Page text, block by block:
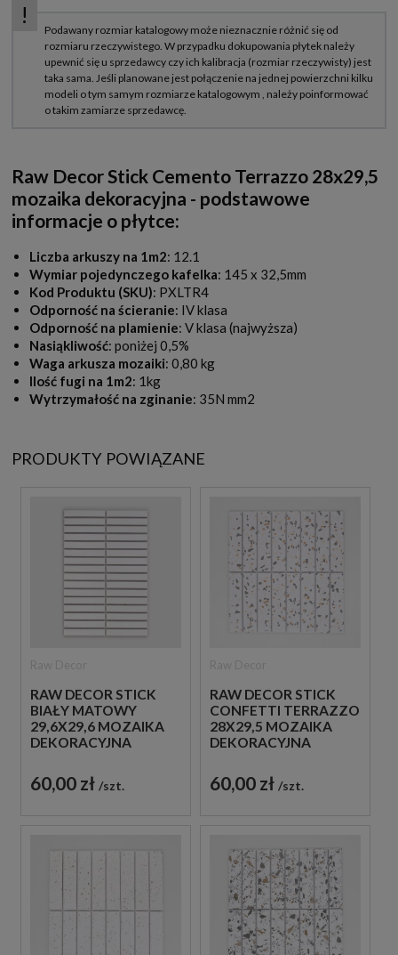
Raw Decor Stick Cemento Terrazzo 28x29,5
mozaika dekoracyjna - podstawowe
informacje o płytce:
Liczba arkuszy na 1m2: 12.1
Wymiar pojedynczego kafelka: 145 x 32,5mm
Kod Produktu (SKU): PXLTR4
Odporność na ścieranie: IV klasa
Odporność na plamienie: V klasa (najwyższa)
Nasiąkliwość: poniżej 0,5%
Waga arkusza mozaiki: 0,80 kg
Ilość fugi na 1m2: 1kg
Wytrzymałość na zginanie: 35N mm2
PRODUKTY POWIĄZANE
RAW DECOR STICK
BIAŁY MATOWY
29,6X29,6 MOZAIKA
DEKORACYJNA
60,00 zł szt.
RAW DECOR STICK
CONFETTI TERRAZZO
28X29,5 MOZAIKA
DEKORACYJNA
60,00 zł szt.